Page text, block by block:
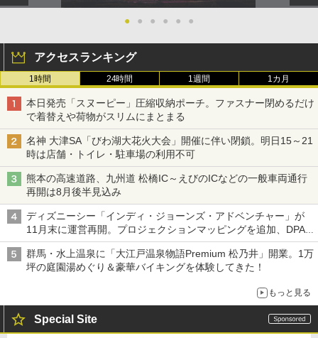
● ● ● ● ● ●
アクセスランキング
1時間 24時間 1週間 1カ月
本日発売「スヌーピー」圧縮収納ポーチ。ファスナー閉めるだけ
で着替えや荷物がスリムにまとまる
名神 大津SA「びわ湖大花火大会」開催に伴い閉鎖。明日15～21
時は店舗・トイレ・駐車場の利用不可
熊本の高速道路、九州道 松橋IC～えびのICなどの一般車両通行
再開は8月後半見込み
ディズニーシー「インディ・ジョーンズ・アドベンチャー」が
11月末に運営再開。プロジェクションマッピングを追加、DPA
は1500円
群馬・水上温泉に「大江戸温泉物語Premium 松乃井」開業。1万
坪の庭園湯めぐり＆豪華バイキングを体験してきた！
もっと見る
Special Site